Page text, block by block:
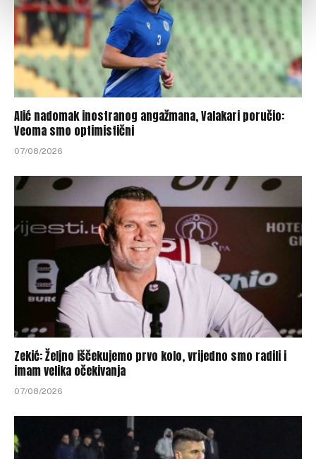
Alić nadomak inostranog angažmana, Valakari poručio:
Veoma smo optimistični
07/08/2026
Zekić: Željno iščekujemo prvo kolo, vrijedno smo radili i
imam velika očekivanja
07/08/2026